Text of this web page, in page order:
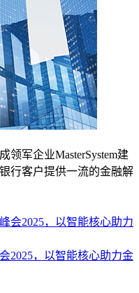
领军企业MasterSystem建
行客户提供一流的金融解
2025，以智能核心助力金